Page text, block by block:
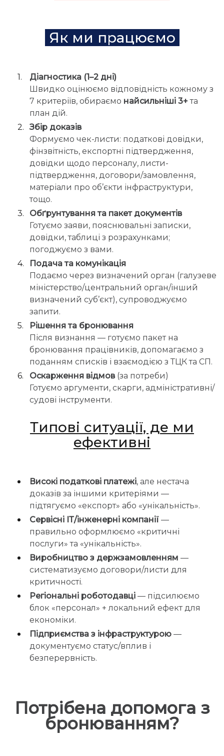
Як ми працюємо
Діагностика (1–2 дні)
Швидко оцінюємо відповідність кожному з
7 критеріїв, обираємо найсильніші 3+ та
план дій.
Збір доказів
Формуємо чек-листи: податкові довідки,
фінзвітність, експортні підтвердження,
довідки щодо персоналу, листи-
підтвердження, договори/замовлення,
матеріали про об’єкти інфраструктури,
тощо.
Обґрунтування та пакет документів
Готуємо заяви, пояснювальні записки,
довідки, таблиці з розрахунками;
погоджуємо з вами.
Подача та комунікація
Подаємо через визначений орган (галузеве
міністерство/центральний орган/інший
визначений суб’єкт), супроводжуємо
запити.
Рішення та бронювання
Після визнання — готуємо пакет на
бронювання працівників, допомагаємо з
поданням списків і взаємодією з ТЦК та СП.
Оскарження відмов (за потреби)
Готуємо аргументи, скарги, адміністративні/
судові інструменти.
Типові ситуації, де ми
ефективні
Високі податкові платежі, але нестача
доказів за іншими критеріями —
підтягуємо «експорт» або «унікальність».
Сервісні ІТ/інженерні компанії —
правильно оформлюємо «критичні
послуги» та «унікальність».
Виробництво з держзамовленням —
систематизуємо договори/листи для
критичності.
Регіональні роботодавці — підсилюємо
блок «персонал» + локальний ефект для
економіки.
Підприємства з інфраструктурою —
документуємо статус/вплив і
безперервність.
Потрібена допомога з
бронюванням?